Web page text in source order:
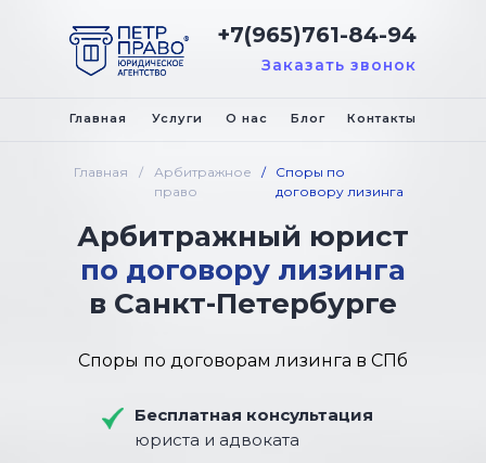
Главная /
Арбитражный юрист
по договору лизинга
в Санкт-Петербурге
Бесплатная консультация
юриста и адвоката
Споры по договорам лизинга в СПб
Арбитражное
право
/
Споры по
договору лизинга
Блог
Заказать звонок
+7(965)761-84-94
Контакты
О нас
Услуги
Главная